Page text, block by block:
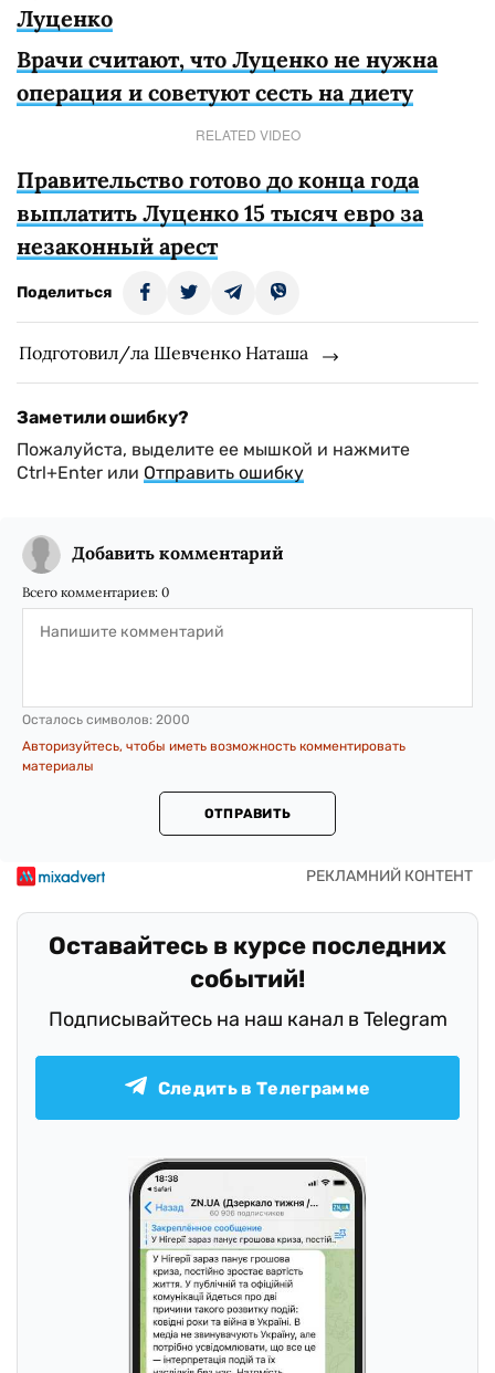
Луценко
Врачи считают, что Луценко не нужна
операция и советуют сесть на диету
RELATED VIDEO
Правительство готово до конца года
выплатить Луценко 15 тысяч евро за
незаконный арест
Поделиться
Подготовил/ла Шевченко Наташа
Заметили ошибку?
Пожалуйста, выделите ее мышкой и нажмите
Ctrl+Enter или Отправить ошибку
Добавить комментарий
Всего комментариев: 0
Осталось символов: 2000
Авторизуйтесь, чтобы иметь возможность комментировать
материалы
ОТПРАВИТЬ
Оставайтесь в курсе последних
событий!
Подписывайтесь на наш канал в Telegram
Следить в Телеграмме